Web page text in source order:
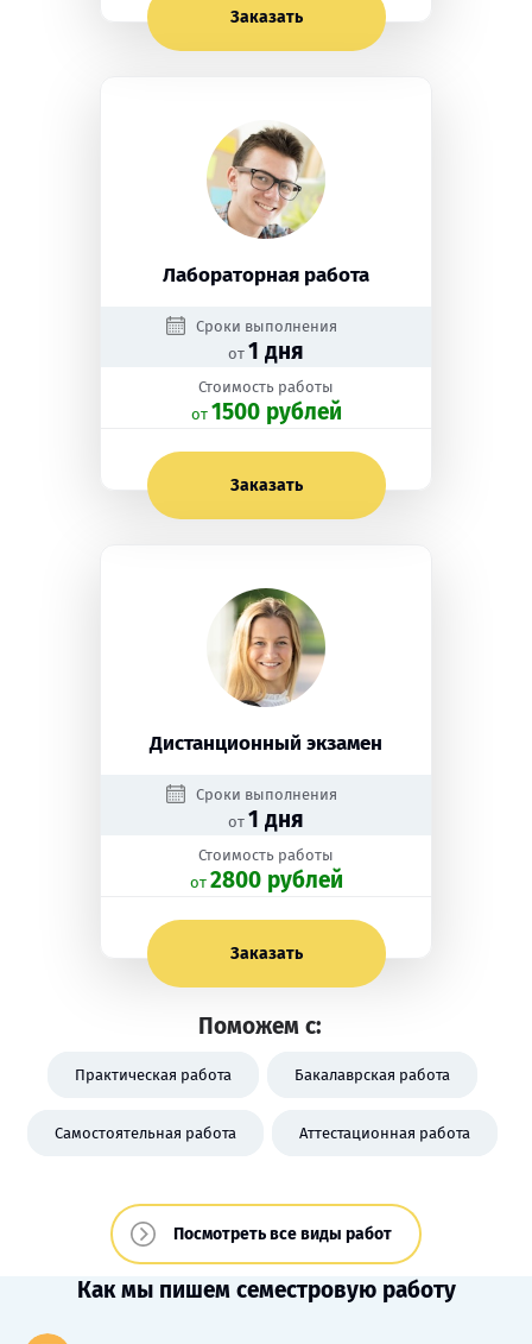
Заказать
Лабораторная работа
Сроки выполнения
от 1 дня
Стоимость работы
oт 1500 рублей
Заказать
Дистанционный экзамен
Сроки выполнения
от 1 дня
Стоимость работы
oт 2800 рублей
Заказать
Поможем с:
Практическая работа Бакалаврская работа
Самостоятельная работа Аттестационная работа
Посмотреть все виды работ
Как мы пишем семестровую работу